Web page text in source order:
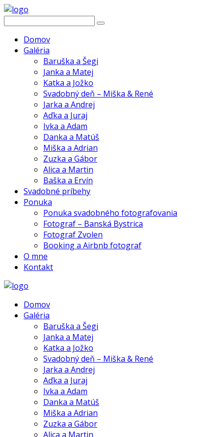
Domov
Galéria
Baruška a Šegi
Janka a Matej
Katka a Jožko
Svadobný deň – Miška & René
Jarka a Andrej
Aďka a Juraj
Ivka a Adam
Danka a Matúš
Miška a Adrian
Zuzka a Gábor
Alica a Martin
Baška a Ervín
Svadobné príbehy
Ponuka
Ponuka svadobného fotografovania
Fotograf – Banská Bystrica
Fotograf Zvolen
Booking a Airbnb fotograf
O mne
Kontakt
Domov
Galéria
Baruška a Šegi
Janka a Matej
Katka a Jožko
Svadobný deň – Miška & René
Jarka a Andrej
Aďka a Juraj
Ivka a Adam
Danka a Matúš
Miška a Adrian
Zuzka a Gábor
Alica a Martin